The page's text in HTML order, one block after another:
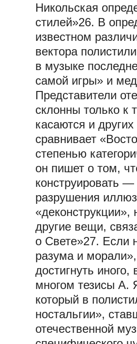
Никольская
стилей»26. В
известном
вектора
в музыке
самой игры» и
Представители
склонны только к
касаются и
сравнивает
степенью
он пишет о том,
конструировать
разрушения
«деконструкции»,
другие вещи,
о Свете»27. Если
разума и
достигнуть
многом тезисы А.
который в
ностальгии»,
отечественной